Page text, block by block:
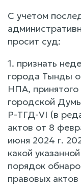
С учетом
просит суд:
1. признать
города Тынды
НПА,
городской
Р-ТГД-VI (в
актов от 8
июня 2024 г.
какой
порядок
правовых